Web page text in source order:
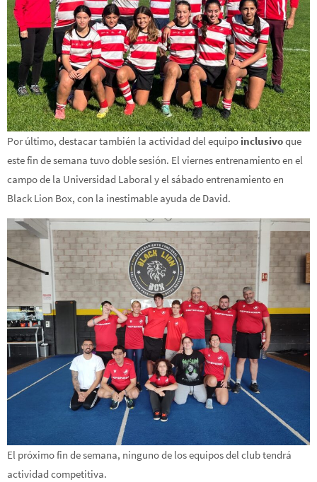
Por último, destacar también la actividad del equipo inclusivoque
este fin de semana tuvo doble sesión. El viernes entrenamiento en el
campo de la Universidad Laboral y el sábado entrenamiento en
Black Lion Box, con la inestimable ayuda de David.
El próximo fin de semana, ninguno de los equipos del club tendrá
actividad competitiva.